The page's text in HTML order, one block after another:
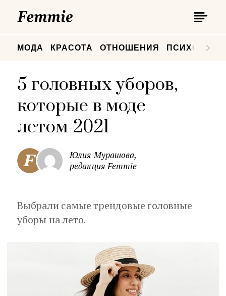
МОДА КРАСОТА ОТНОШЕНИЯ
5 головных уборов,
которые в моде
летом-2021
Юлия Мурашова,
редакция Femmie
Выбрали самые трендовые головные
уборы на лето.